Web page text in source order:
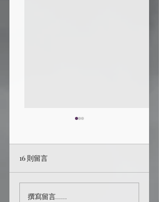
sorry for bothering
16 則留言
撰寫留言......